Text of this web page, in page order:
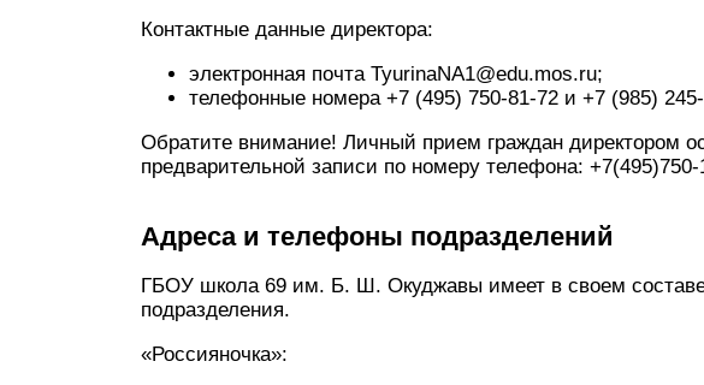
Контактные данные директора:
электронная почта TyurinaNA1@edu.mos.ru;
телефонные номера +7 (495) 750-81-72 и +7 (985)
Обратите внимание! Личный прием граждан директором
предварительной записи по номеру телефона: +7(495)750-
Адреса и телефоны подразделений
ГБОУ школа 69 им. Б. Ш. Окуджавы имеет в своем
подразделения.
«Россияночка»: